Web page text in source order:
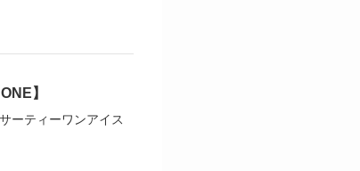
】
ーティーワンアイス